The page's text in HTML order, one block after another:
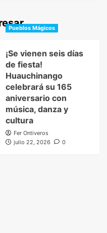
Pueblos Mágicos
¡Se vienen seis días
de fiesta!
Huauchinango
celebrará su 165
aniversario con
música, danza y
cultura
Fer Ontiveros
julio 22, 2026
0